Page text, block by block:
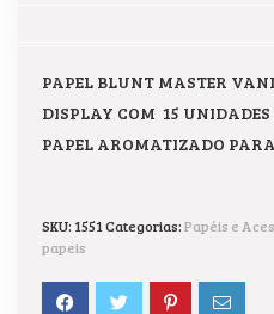
PAPEL BLUNT MASTER
DISPLAY COM 15
PAPEL AROMATIZADO
SKU: 1551Categorias:Papéis e
papeis